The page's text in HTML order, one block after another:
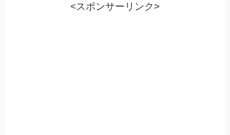
<スポンサーリンク>